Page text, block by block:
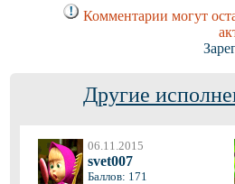
Комментарии могут
Другие
06.11.2015
svet007
Баллов: 171